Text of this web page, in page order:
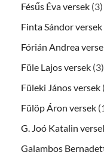
Fésűs Éva versek (3)
Finta Sándor versek
Fórián Andrea
Füle Lajos versek (3)
Füleki János versek
Fülöp Áron versek
G. Joó Katalin
Galambos